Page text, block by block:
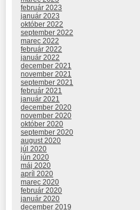
február 2023
január 2023
október 2022
september 2022
marec 2022
február 2022
január 2022
december 2021
november 2021
september 2021
február 2021
január 2021
december 2020
november 2020
október 2020
september 2020
august 2020
júl 2020
jún 2020
máj 2020
apríl 2020
marec 2020
február 2020
január 2020
december 2019